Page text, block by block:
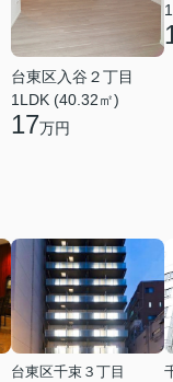
台東区入谷２丁目
1LDK (40.32㎡)
17万円
台東区千束３丁目